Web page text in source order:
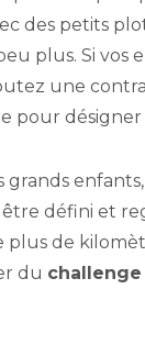
des petits
plus. Si vos
une
pour désigner
grands
défini et
plus de
du challenge